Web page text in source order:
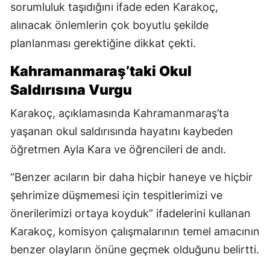
sorumluluk taşıdığını ifade eden Karakoç,
alınacak önlemlerin çok boyutlu şekilde
planlanması gerektiğine dikkat çekti.
Kahramanmaraş’taki Okul
Saldırısına Vurgu
Karakoç, açıklamasında Kahramanmaraş’ta
yaşanan okul saldırısında hayatını kaybeden
öğretmen Ayla Kara ve öğrencileri de andı.
“Benzer acıların bir daha hiçbir haneye ve hiçbir
şehrimize düşmemesi için tespitlerimizi ve
önerilerimizi ortaya koyduk” ifadelerini kullanan
Karakoç, komisyon çalışmalarının temel amacının
benzer olayların önüne geçmek olduğunu belirtti.